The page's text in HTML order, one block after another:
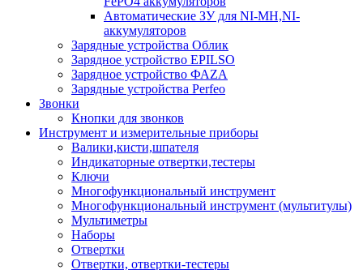
Автоматические ЗУ для NI-MH,NI-
аккумуляторов
Зарядные устройства Облик
Зарядное устройство EPILSO
Зарядное устройство ФАZА
Зарядные устройства Perfeo
Звонки
Кнопки для звонков
Инструмент и измерительные приборы
Валики,кисти,шпателя
Индикаторные отвертки,тестеры
Ключи
Многофункциональный инструмент
Многофункциональный инструмент (мультитулы)
Мультиметры
Наборы
Отвертки
Отвертки, отвертки-тестеры